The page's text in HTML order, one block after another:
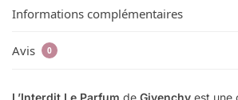
Informations complémentaires
Avis 0
L’Interdit Le Parfum de Givenchy est une